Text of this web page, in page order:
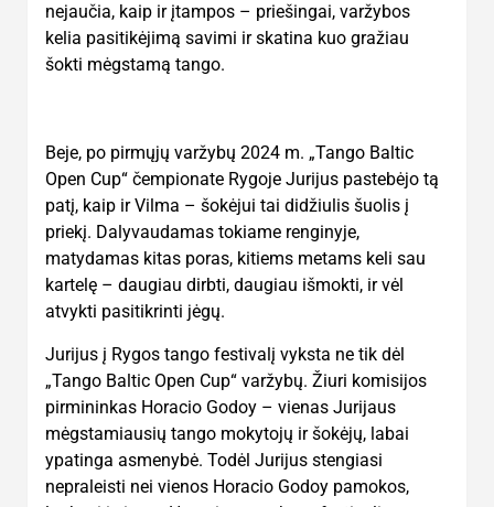
nejaučia, kaip ir įtampos – priešingai, varžybos
kelia pasitikėjimą savimi ir skatina kuo gražiau
šokti mėgstamą tango.
Beje, po pirmųjų varžybų 2024 m. „Tango Baltic
Open Cup“ čempionate Rygoje Jurijus pastebėjo tą
patį, kaip ir Vilma – šokėjui tai didžiulis šuolis į
priekį. Dalyvaudamas tokiame renginyje,
matydamas kitas poras, kitiems metams keli sau
kartelę – daugiau dirbti, daugiau išmokti, ir vėl
atvykti pasitikrinti jėgų.
Jurijus į Rygos tango festivalį vyksta ne tik dėl
„Tango Baltic Open Cup“ varžybų. Žiuri komisijos
pirmininkas Horacio Godoy – vienas Jurijaus
mėgstamiausių tango mokytojų ir šokėjų, labai
ypatinga asmenybė. Todėl Jurijus stengiasi
nepraleisti nei vienos Horacio Godoy pamokos,